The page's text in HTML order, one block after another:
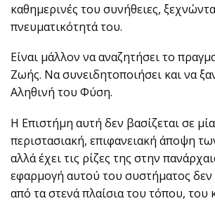
καθημερινές του συνήθειες,
πνευματικότητά του.
Είναι μάλλον να αναζητήσει το
Ζωής. Να συνειδητοποιήσει και να
Αληθινή του Φύση.
Η Επιστήμη αυτή δεν βασίζεται σε
περιστασιακή, επιφανειακή άποψη
αλλά έχει τις ρίζες της στην
εφαρμογή αυτού του συστήματος δεν
από τα στενά πλαίσια του τόπου, του